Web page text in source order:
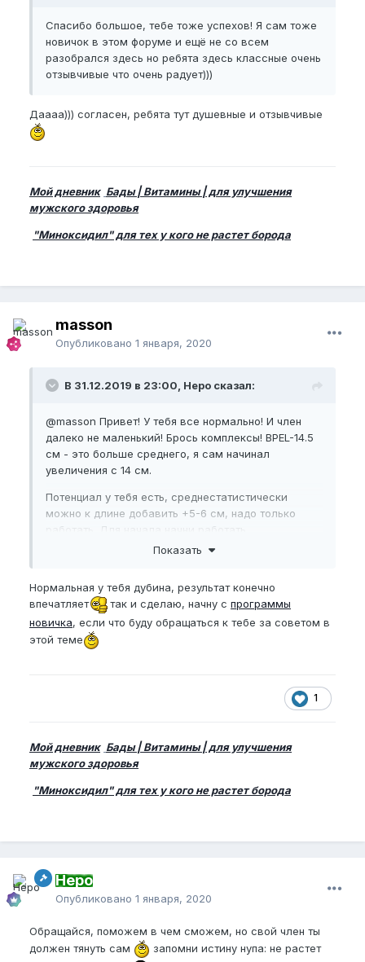
Спасибо большое, тебе тоже успехов! Я сам тоже
новичок в этом форуме и ещё не со всем
разобрался здесь но ребята здесь классные очень
отзывчивые что очень радует)))
Даааа))) согласен, ребята тут душевные и отзывчивые
Мой дневник Бады | Витамины | для улучшения
мужского здоровья
"Миноксидил" для тех у кого не растет борода
masson
Опубликовано 1 января, 2020
В 31.12.2019 в 23:00, Неро сказал:
@masson Привет! У тебя все нормально! И член
далеко не маленький! Брось комплексы! BPEL-14.5
см - это больше среднего, я сам начинал
увеличения с 14 см.
Потенциал у тебя есть, среднестатистически
можно к длине добавить +5-6 см, надо только
работать. Для начала начни работать
Программа Новичка
грузить сильнее.
Показать
Нормальная у тебя дубина, результат конечно
впечатляет
так и сделаю, начну с программы
новичка, если что буду обращаться к тебе за советом в
этой теме
1
Мой дневник Бады | Витамины | для улучшения
мужского здоровья
"Миноксидил" для тех у кого не растет борода
Неро
Опубликовано 1 января, 2020
Обращайся, поможем в чем сможем, но свой член ты
должен тянуть сам
запомни истину нупа: не растет